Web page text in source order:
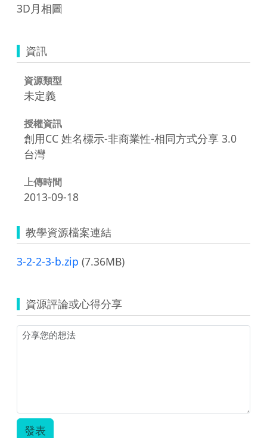
3D月相圖
資訊
資源類型
未定義
授權資訊
創用CC 姓名標示-非商業性-相同方式分享 3.0
台灣
上傳時間
2013-09-18
教學資源檔案連結
3-2-2-3-b.zip (7.36MB)
資源評論或心得分享
發表